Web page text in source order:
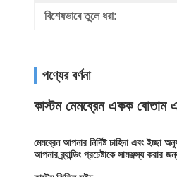
বিশেষভাবে তুলে ধরা:
পণ্যের বর্ণনা
কাস্টম মেমব্রেন একক বোতাম
মেমব্রেন আপনার নির্দিষ্ট চাহিদা এবং ইচ্ছা
আপনার ব্র্যান্ডিং প্রচেষ্টাকে সামঞ্জস্য